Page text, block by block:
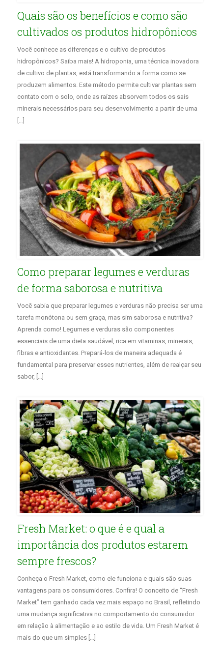
Quais são os benefícios e como são
cultivados os produtos hidropônicos
Você conhece as diferenças e o cultivo de produtos
hidropônicos? Saiba mais! A hidroponia, uma técnica inovadora
de cultivo de plantas, está transformando a forma como se
produzem alimentos. Este método permite cultivar plantas sem
contato com o solo, onde as raízes absorvem todos os sais
minerais necessários para seu desenvolvimento a partir de uma
[…]
Como preparar legumes e verduras
de forma saborosa e nutritiva
Você sabia que preparar legumes e verduras não precisa ser uma
tarefa monótona ou sem graça, mas sim saborosa e nutritiva?
Aprenda como! Legumes e verduras são componentes
essenciais de uma dieta saudável, rica em vitaminas, minerais,
fibras e antioxidantes. Prepará-los de maneira adequada é
fundamental para preservar esses nutrientes, além de realçar seu
sabor, […]
Fresh Market: o que é e qual a
importância dos produtos estarem
sempre frescos?
Conheça o Fresh Market, como ele funciona e quais são suas
vantagens para os consumidores. Confira! O conceito de “Fresh
Market” tem ganhado cada vez mais espaço no Brasil, refletindo
uma mudança significativa no comportamento do consumidor
em relação à alimentação e ao estilo de vida. Um Fresh Market é
mais do que um simples […]